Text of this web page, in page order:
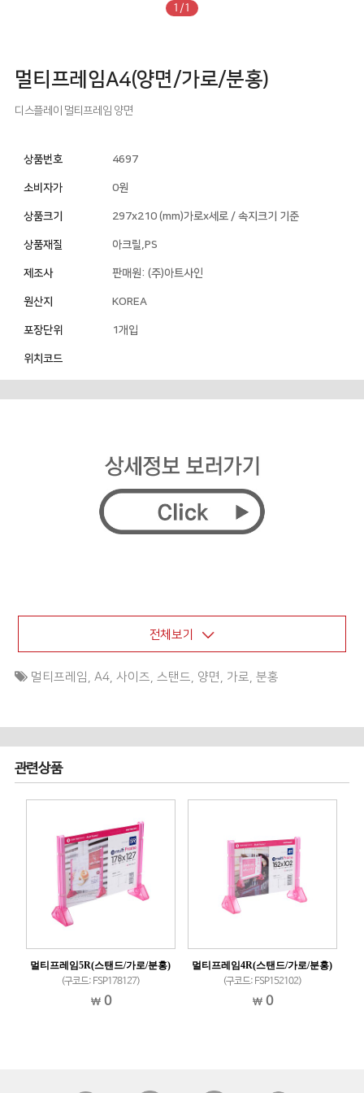
1/1
멀티프레임A4(양면/가로/분홍)
디스플레이 멀티프레임 양면
상품번호 4697
소비자가 0원
상품크기 297x210 (mm)가로x세로 / 속지크기 기준
상품재질 아크릴,PS
제조사 판매원: (주)아트사인
원산지 KOREA
포장단위 1개입
위치코드
전체보기
멀티프레임, A4, 사이즈, 스탠드, 양면, 가로, 분홍
관련상품
멀티프레임5R(스탠드/가로/분홍)
(구코드: FSP178127)
0
멀티프레임4R(스탠드/가로/분홍)
(구코드: FSP152102)
0